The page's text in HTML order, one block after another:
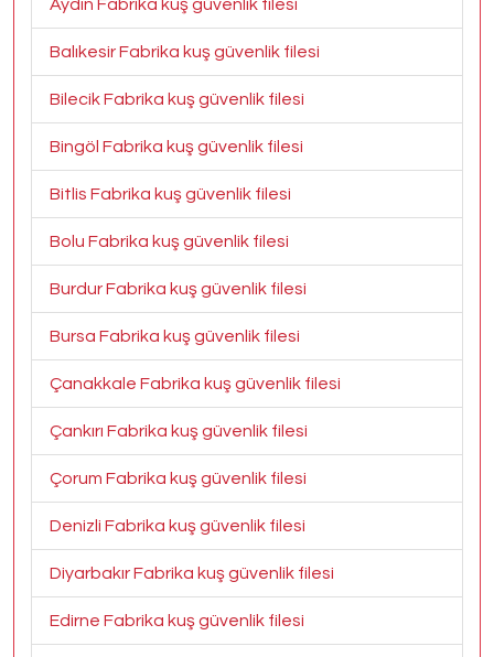
Aydın Fabrika kuş güvenlik filesi
Balıkesir Fabrika kuş güvenlik filesi
Bilecik Fabrika kuş güvenlik filesi
Bingöl Fabrika kuş güvenlik filesi
Bitlis Fabrika kuş güvenlik filesi
Bolu Fabrika kuş güvenlik filesi
Burdur Fabrika kuş güvenlik filesi
Bursa Fabrika kuş güvenlik filesi
Çanakkale Fabrika kuş güvenlik filesi
Çankırı Fabrika kuş güvenlik filesi
Çorum Fabrika kuş güvenlik filesi
Denizli Fabrika kuş güvenlik filesi
Diyarbakır Fabrika kuş güvenlik filesi
Edirne Fabrika kuş güvenlik filesi